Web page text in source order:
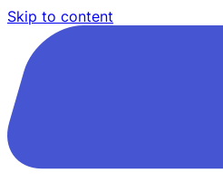
Skip to content